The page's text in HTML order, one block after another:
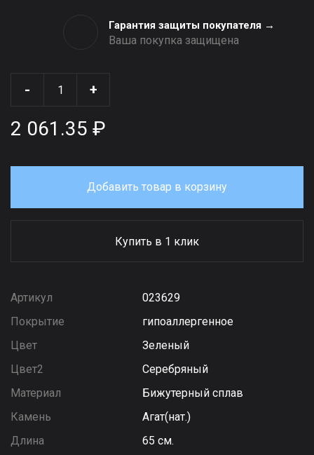
Гарантия защиты покупателя →
Ваша покупка защищена
- +
2 061.35 ₽
Добавить товар в корзину
Купить в 1 клик
Артикул
023629
Покрытие
гипоаллергенное
Цвет
Зеленый
Цвет2
Серебряный
Материал
Бижутерный сплав
Камень
Агат(нат.)
Длина
65 см.